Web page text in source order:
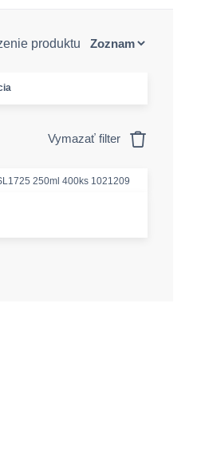
produktu
Vymazať filter
250ml 400ks 1021209